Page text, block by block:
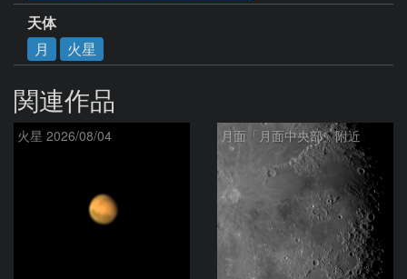
天体
月
火星
関連作品
火星 2026/08/04 月面「月面中央部」附近